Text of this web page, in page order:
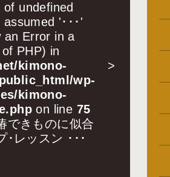
of undefined
'･･･'
an Error in a
PHP) in
kimono-
wp-
kimono-
on line 75
できものに似合
レッスン ･･･
>